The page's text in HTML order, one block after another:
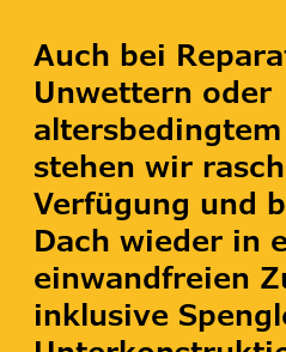
Auch bei
Unwettern oder
stehen wir
Verfügung und
Dach wieder in
einwandfreien
inklusive